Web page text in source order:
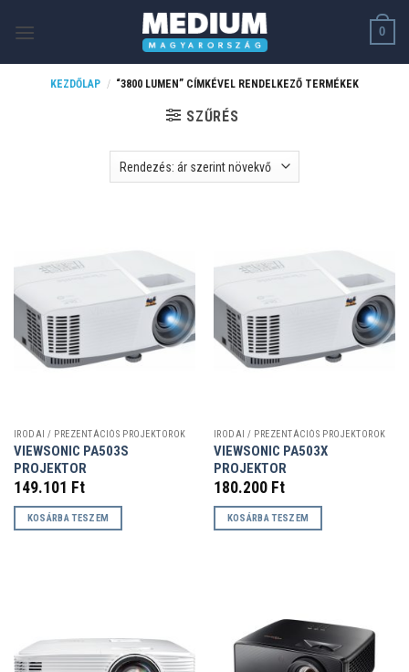
0
KEZDŐLAP / “3800 LUMEN” CÍMKÉVEL RENDELKEZŐ TERMÉKEK
SZŰRÉS
IRODAI / PREZENTÁCIÓS PROJEKTOROK
VIEWSONIC PA503S
PROJEKTOR
149.101 Ft
KOSÁRBA TESZEM
IRODAI / PREZENTÁCIÓS PROJEKTOROK
VIEWSONIC PA503X
PROJEKTOR
180.200 Ft
KOSÁRBA TESZEM